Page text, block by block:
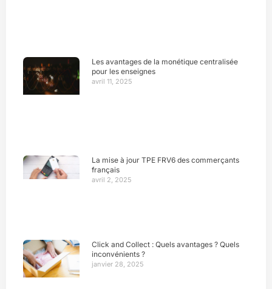
Les avantages de la monétique centralisée
pour les enseignes
avril 11, 2025
La mise à jour TPE FRV6 des commerçants
français
avril 2, 2025
Click and Collect : Quels avantages ? Quels
inconvénients ?
janvier 28, 2025